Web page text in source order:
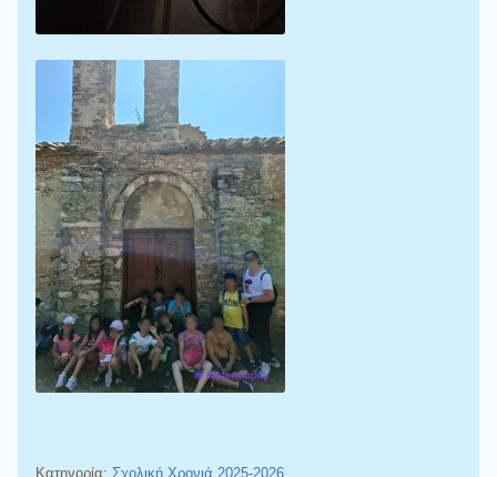
Κατηγορία: Σχολική Χρονιά 2025-2026